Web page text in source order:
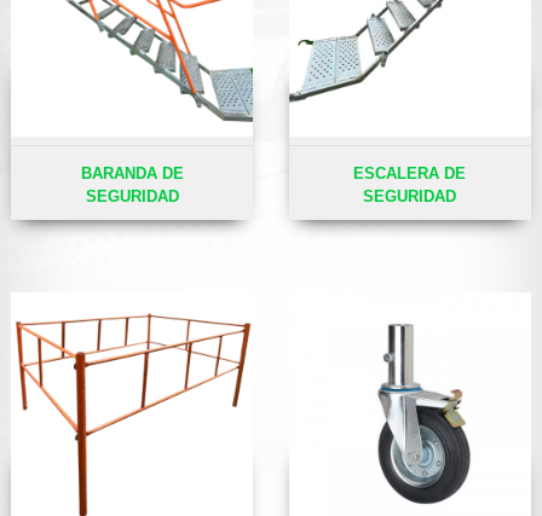
BARANDA DE
SEGURIDAD
ESCALERA DE
SEGURIDAD